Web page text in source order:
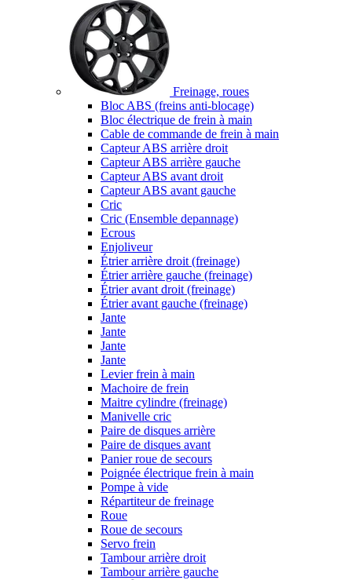
Freinage, roues
Bloc ABS (freins anti-blocage)
Bloc électrique de frein à main
Cable de commande de frein à main
Capteur ABS arrière droit
Capteur ABS arrière gauche
Capteur ABS avant droit
Capteur ABS avant gauche
Cric
Cric (Ensemble depannage)
Ecrous
Enjoliveur
Étrier arrière droit (freinage)
Étrier arrière gauche (freinage)
Étrier avant droit (freinage)
Étrier avant gauche (freinage)
Jante
Jante
Jante
Jante
Levier frein à main
Machoire de frein
Maitre cylindre (freinage)
Manivelle cric
Paire de disques arrière
Paire de disques avant
Panier roue de secours
Poignée électrique frein à main
Pompe à vide
Répartiteur de freinage
Roue
Roue de secours
Servo frein
Tambour arrière droit
Tambour arrière gauche